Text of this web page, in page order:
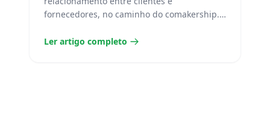
fornecedores, no caminho do comakership.
Ler artigo completo